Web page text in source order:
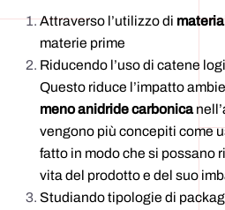
Attraverso l’utilizzo di
materie prime
Riducendo l’uso di catene
Questo riduce l’impatto
meno anidride carbonica
vengono più concepiti come
fatto in modo che si possano
vita del prodotto e del suo
Studiando tipologie di